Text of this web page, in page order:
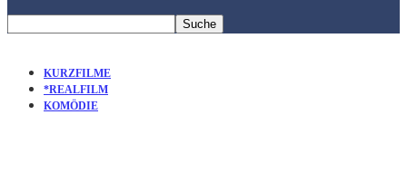
KURZFILME
*REALFILM
KOMÖDIE